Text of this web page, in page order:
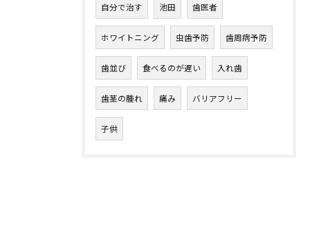
自分で治す 池田 歯医者
ホワイトニング 虫歯予防 歯周病予防
歯並び 食べるのが遅い 入れ歯
歯茎の腫れ 痛み バリアフリー
子供